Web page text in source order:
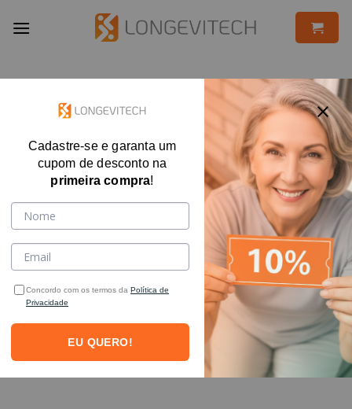
Cadastre-se e garanta um
cupom de desconto na
primeira compra!
Concordo com os termos da Política de
Privacidade
EU QUERO!